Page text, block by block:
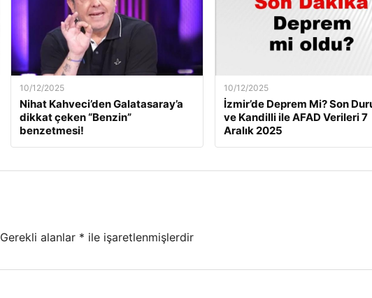
10/12/2025
Nihat Kahveci’den Galatasaray’a
dikkat çeken “Benzin”
benzetmesi!
10/12/2025
İzmir’de Deprem Mi? Son
ve Kandilli ile AFAD Verileri 7
Aralık 2025
Gerekli alanlar * ile işaretlenmişlerdir